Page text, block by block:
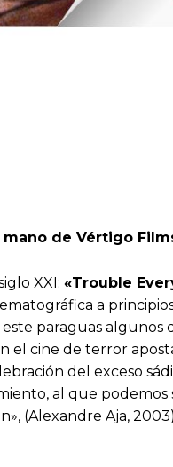
de Vértigo
XXI: «Trouble
a
paraguas algunos
el cine de terror
del exceso
al que podemos
(Alexandre Aja,